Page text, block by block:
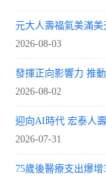
元大人壽福氣美滿
2026-08-03
發揮正向影響力 推
2026-08-02
迎向AI時代 宏泰人
2026-07-31
75歲後醫療支出爆增